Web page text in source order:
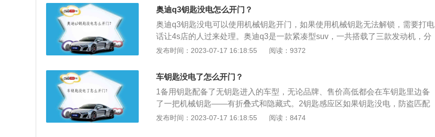
机械钥匙打开车门：一般车辆都会有一个机械钥匙孔，就是防止遥控钥匙没电而
设计，遥控钥匙上一般也都会有一把开门的机械钥匙，找到钥匙孔和钥匙，打开
即可。相关介绍：大众高尔夫（Golf）是一款由一汽-大众在1974年推出的经典掀
背/小型家用车型。已经在全球市场推出了七代，是大众汽车公司生产最多的品
种，也是大众最畅销的车型。
奥迪q3钥匙没电怎么开门？
奥迪q3钥匙没电可以使用机械钥匙开门，如果使用机械钥匙无法解锁，需要打电
话让4s店的人过来处理。奥迪q3是一款紧凑型suv，一共搭载了三款发动机，分
别是1.4升涡轮增压发动机、低功率版2.0升涡轮增压发动机、高率版2.0升涡轮增
最大功率为110千瓦，最大扭矩为250牛米。低功率版2.0升涡轮增压发动机最大
功率为137千瓦，最大扭矩为320牛米。高率版2.0升涡轮增压发动机最大功率为1
62千瓦，最大扭矩为350牛米。
发布时间：2023-07-17 16:18:55 阅读：9372
车钥匙没电了怎么开门？
1备用钥匙配备了无钥匙进入的车型，无论品牌、售价高低都会在车钥匙里边备
了一把机械钥匙——有折叠式和隐藏式。2钥匙感应区如果钥匙没电，防盗匹配
认证就无法继续，此时，找到车上钥匙感应区把钥匙放在上面，同样可以一键启
发布时间：2023-07-17 16:18:55 阅读：8474